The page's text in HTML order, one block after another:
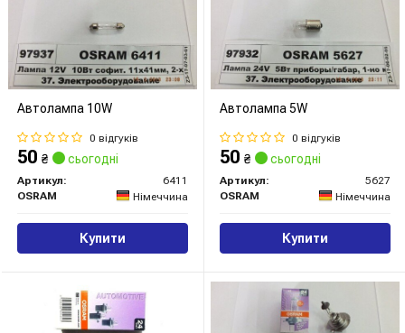
Автолампа 10W
0 відгуків
50 ₴ сьогодні
Артикул:
6411
OSRAM
Німеччина
Купити
Автолампа 5W
0 відгуків
50 ₴ сьогодні
Артикул:
5627
OSRAM
Німеччина
Купити